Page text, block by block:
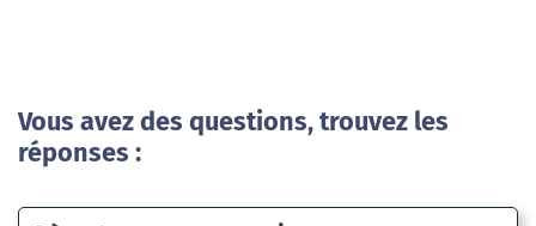
Vous avez des questions, trouvez les
réponses :